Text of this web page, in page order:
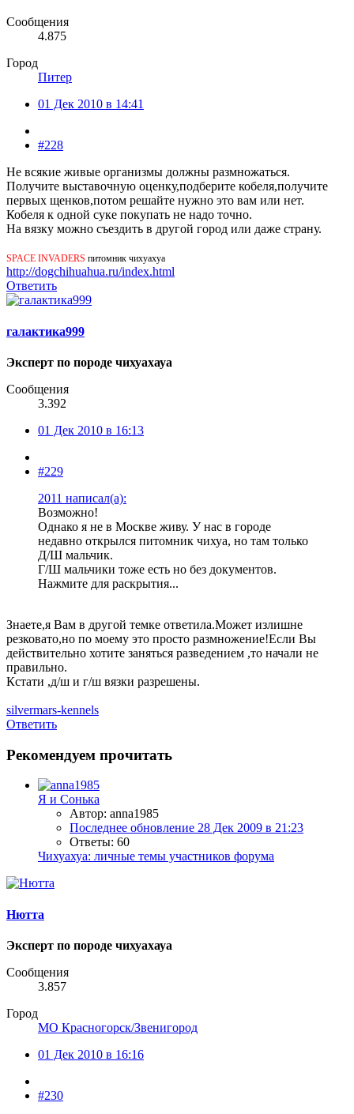
Сообщения
4.875
Город
Питер
01 Дек 2010 в 14:41
#228
Не всякие живые организмы должны размножаться.
Получите выставочную оценку,подберите кобеля,получите
первых щенков,потом решайте нужно это вам или нет.
Кобеля к одной суке покупать не надо точно.
На вязку можно съездить в другой город или даже страну.
SPACE INVADERS питомник чихуахуа
http://dogchihuahua.ru/index.html
Ответить
галактика999
Эксперт по породе чихуахауа
Сообщения
3.392
01 Дек 2010 в 16:13
#229
2011 написал(а):
Возможно!
Однако я не в Москве живу. У нас в городе
недавно открылся питомник чихуа, но там только
Д/Ш мальчик.
Г/Ш мальчики тоже есть но без документов.
Нажмите для раскрытия...
Знаете,я Вам в другой темке ответила.Может излишне
резковато,но по моему это просто размножение!Если Вы
действительно хотите заняться разведением ,то начали не
правильно.
Кстати ,д/ш и г/ш вязки разрешены.
silvermars-kennels
Ответить
Рекомендуем прочитать
Я и Сонька
Автор: anna1985
Последнее обновление 28 Дек 2009 в 21:23
Ответы: 60
Чихуахуа: личные темы участников форума
Нютта
Эксперт по породе чихуахауа
Сообщения
3.857
Город
МО Красногорск/Звенигород
01 Дек 2010 в 16:16
#230